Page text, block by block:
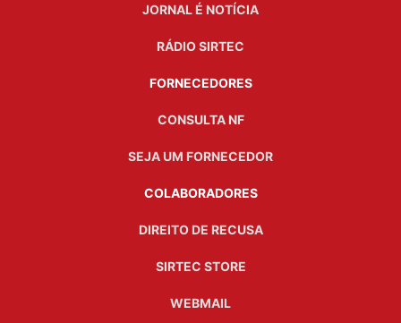
JORNAL É NOTÍCIA
RÁDIO SIRTEC
FORNECEDORES
CONSULTA NF
SEJA UM FORNECEDOR
COLABORADORES
DIREITO DE RECUSA
SIRTEC STORE
WEBMAIL